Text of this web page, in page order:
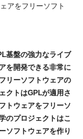
アをフリーソフト
基盤の強力なライブ
を開発できる非常に
リーソフトウェアの
クトはGPLが適用さ
トウェアをフリーソ
のプロジェクトはこ
ソフトウェアを作り